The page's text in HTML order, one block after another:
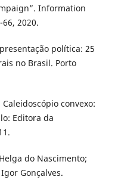
Information
2020.
política: 25
no Brasil. Porto
Caleidoscópio convexo:
Editora da
do Nascimento;
Igor Gonçalves.